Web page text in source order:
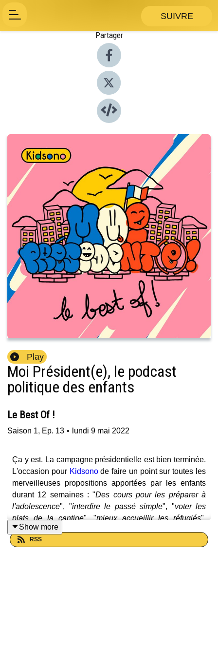
SUIVRE
Partager
Play
Moi Président(e), le podcast
politique des enfants
Le Best Of !
Saison 1, Ep. 13 • lundi 9 mai 2022
Ça y est. La campagne présidentielle est bien terminée.
L'occasion pour Kidsonode faire un point sur toutes les
merveilleuses propositions apportées par les enfants
durant 12 semaines : "Des cours pour les préparer à
l'adolescence", "interdire le passé simple", "voter les
plats de la cantine", "mieux accueillir les réfugiés",
"programmer des musiques de tous les pays à la radio
protéger les enfants d'Internet
Show more
RSS